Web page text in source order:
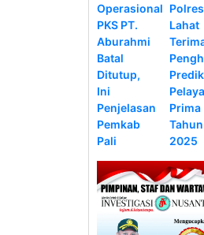
Operasional
PKS PT.
Aburahmi
Batal
Ditutup,
Ini
Penjelasan
Pemkab
Pali
Polres
Lahat
Prima
Tahun
2025